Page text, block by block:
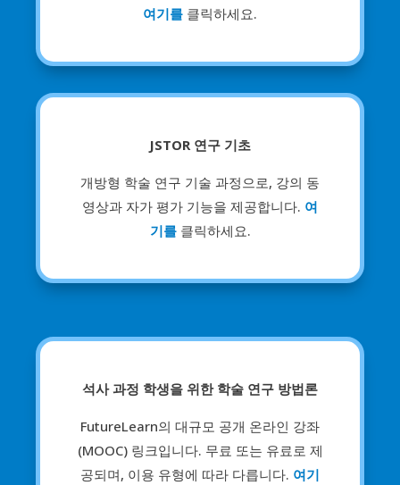
여기를 클릭하세요.
JSTOR 연구 기초
개방형 학술 연구 기술 과정으로, 강의 동
영상과 자가 평가 기능을 제공합니다. 여
기를클릭하세요.
석사 과정 학생을 위한 학술 연구 방법론
FutureLearn의 대규모 공개 온라인 강좌
(MOOC) 링크입니다. 무료 또는 유료로 제
공되며, 이용 유형에 따라 다릅니다. 여기